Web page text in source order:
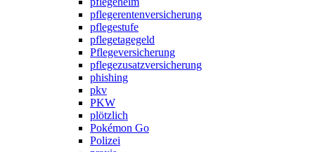
pflegerentenversicherung
pflegestufe
pflegetagegeld
Pflegeversicherung
pflegezusatzversicherung
phishing
pkv
PKW
plötzlich
Pokémon Go
Polizei